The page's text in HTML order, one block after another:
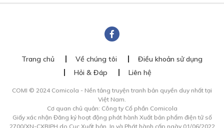
Trang chủ Về chúng tôi
Điều khoản sử dụng
Hỏi & Đáp
Liên hệ
COMI © 2024 Comicola - Nền tảng truyện tranh bản quyền duy nhất tại
Việt Nam.
Cơ quan chủ quản: Công ty Cổ phần Comicola
Giấy xác nhận Đăng ký hoạt động phát hành Xuất bản phẩm điện tử số
2700/XN-CXBIPH do Cục Xuất bản, In và Phát hành cấp ngày 01/06/2022